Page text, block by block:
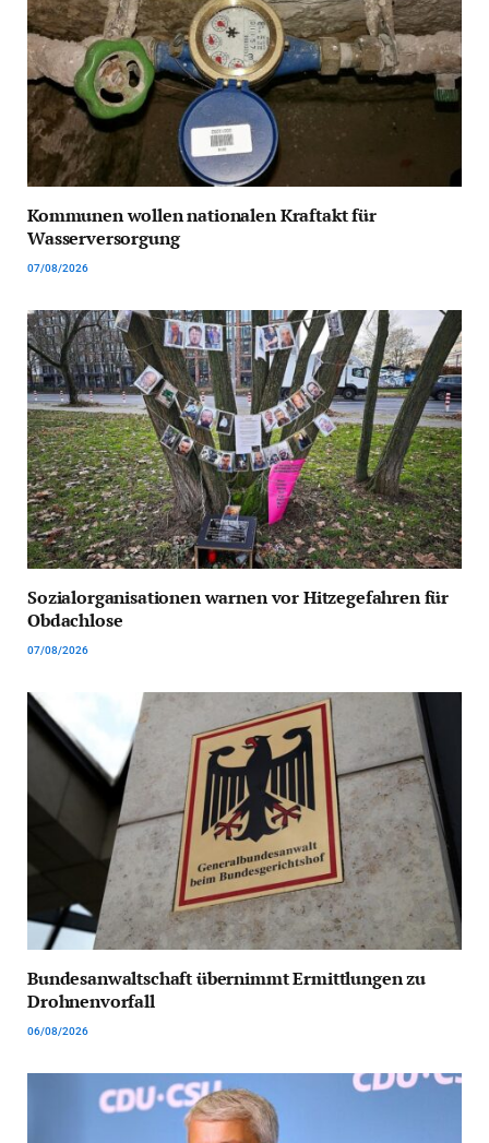
Kommunen wollen nationalen Kraftakt für
Wasserversorgung
07/08/2026
Sozialorganisationen warnen vor Hitzegefahren für
Obdachlose
07/08/2026
Bundesanwaltschaft übernimmt Ermittlungen zu
Drohnenvorfall
06/08/2026